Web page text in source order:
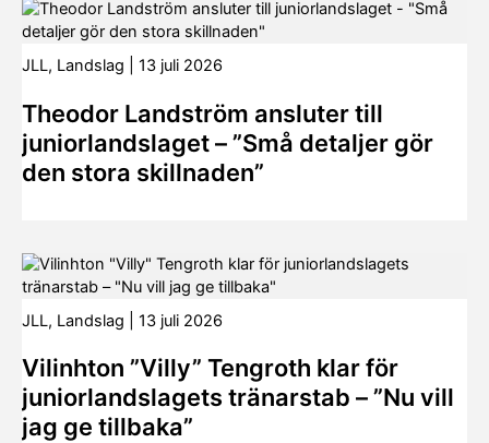
JLL, Landslag 13 juli 2026
Theodor Landström ansluter till
juniorlandslaget – ”Små detaljer gör
den stora skillnaden”
JLL, Landslag 13 juli 2026
Vilinhton ”Villy” Tengroth klar för
juniorlandslagets tränarstab – ”Nu vill
jag ge tillbaka”